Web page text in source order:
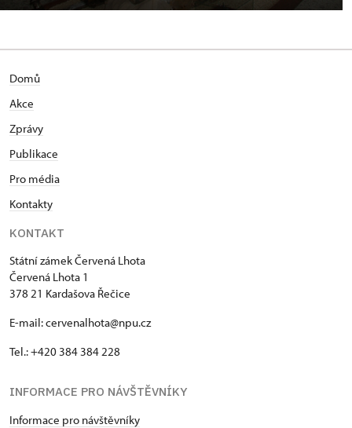
Domů
Akce
Zprávy
Publikace
Pro média
Kontakty
KONTAKT
Státní zámek Červená Lhota
Červená Lhota 1
378 21 Kardašova Řečice
E-mail: cervenalhota@npu.cz
Tel.: +420 384 384 228
INFORMACE PRO NÁVŠTĚVNÍKY
Informace pro návštěvníky